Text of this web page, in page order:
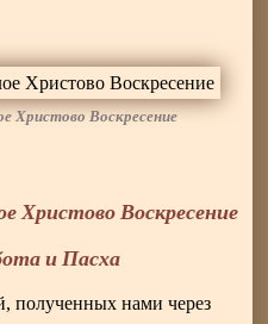
Христово Воскресение
Христово Воскресение
и Пасха
полученных нами через